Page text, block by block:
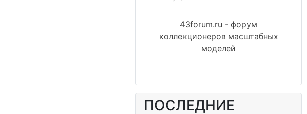
43forum.ru - форум
коллекционеров масштабных
моделей
ПОСЛЕДНИЕ